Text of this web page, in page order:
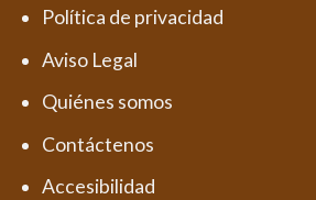
Política de privacidad
Aviso Legal
Quiénes somos
Contáctenos
Accesibilidad